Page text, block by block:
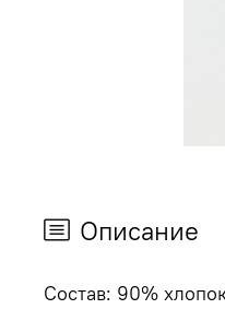
Описание
Состав: 90%